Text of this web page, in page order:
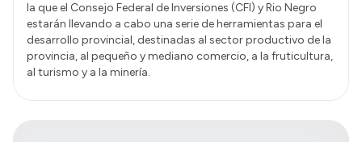
la que el Consejo Federal de Inversiones (CFI) y Rio Negro
estarán llevando a cabo una serie de herramientas para el
desarrollo provincial, destinadas al sector productivo de la
provincia, al pequeño y mediano comercio, a la fruticultura,
al turismo y a la minería.